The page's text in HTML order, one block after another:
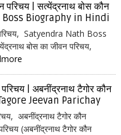
परिचय | सत्येंद्रनाथ बोस कौन
Biography in Hindi
Satyendra Nath Boss
बोस का जीवन परिचय,
| अबनींद्रनाथ टैगोर कौन
Jeevan Parichay
अबनींद्रनाथ टैगोर कौन
(अबनींद्रनाथ टैगोर कौन